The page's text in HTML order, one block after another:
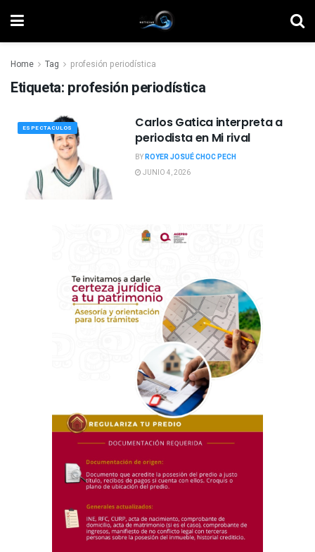
Home Tag profesión periodística
Etiqueta: profesión periodística
ESPECTACULOS
Carlos Gatica interpreta a
periodista en Mi rival
BYROYER JOSUÉ CHOC PECH
JUNIO 4, 2026